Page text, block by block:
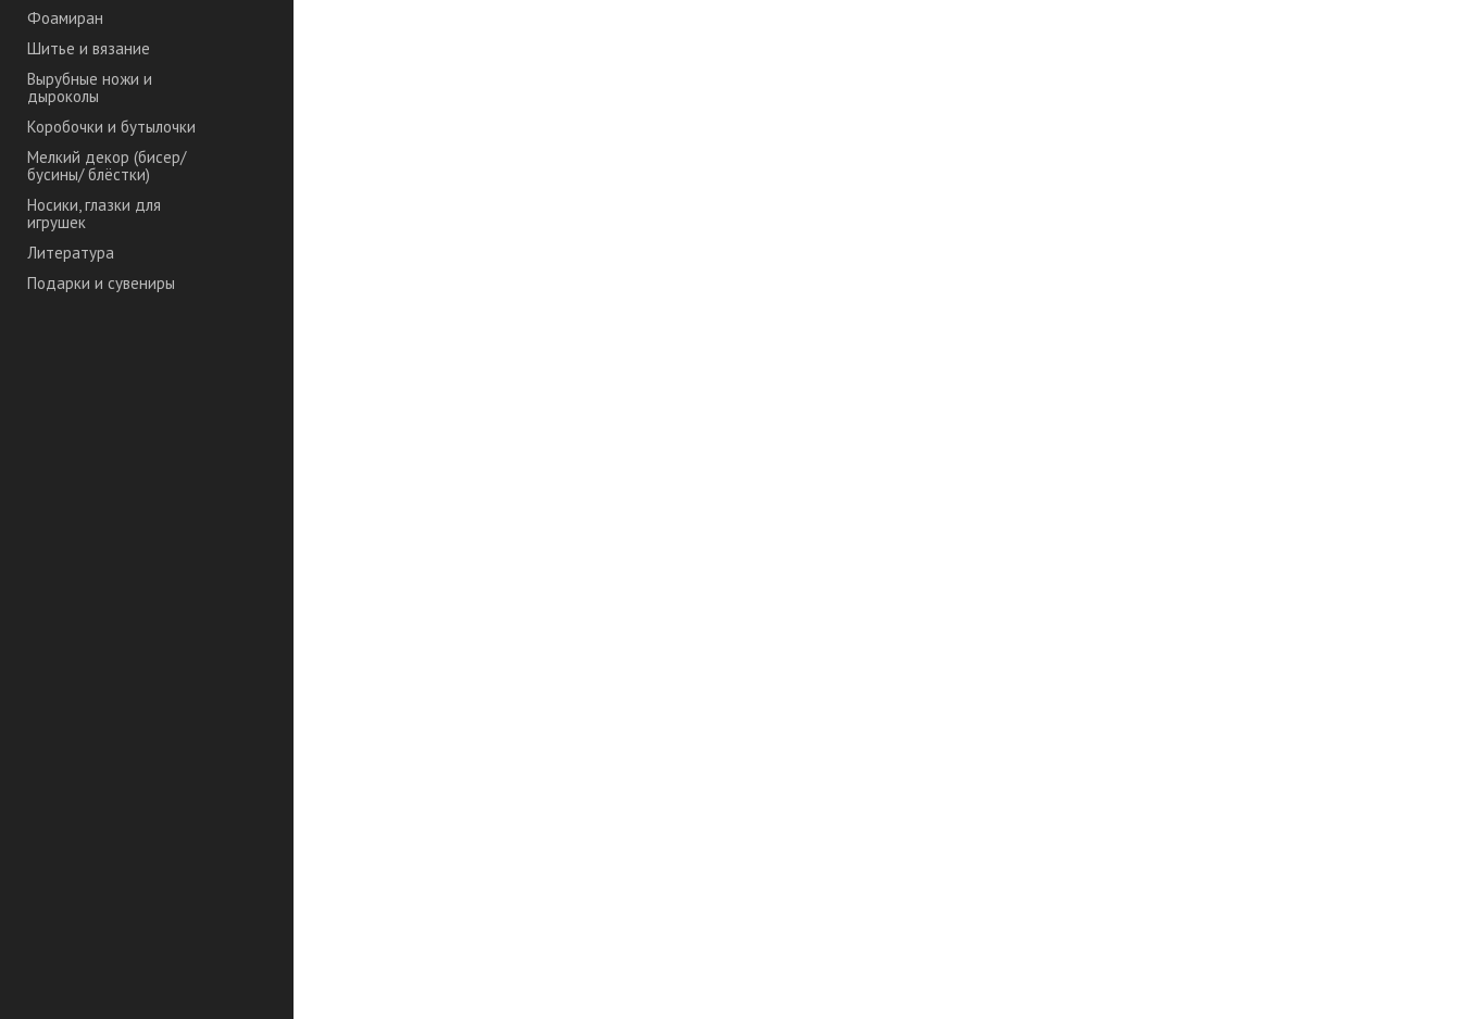
Фоамиран
Шитье и вязание
Вырубные ножи и
дыроколы
Коробочки и бутылочки
Мелкий декор (бисер/
бусины/ блёстки)
Носики, глазки для
игрушек
Литература
Подарки и сувениры